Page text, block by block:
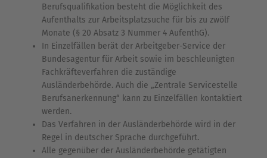
Berufsqualifikation besteht die Möglichkeit des
Aufenthalts zur Arbeitsplatzsuche für bis zu zwölf
Monate (§ 20 Absatz 3 Nummer 4 AufenthG).
In Einzelfällen berät der Arbeitgeber-Service der
Bundesagentur für Arbeit sowie im beschleunigten
Fachkräfteverfahren die zuständige
Ausländerbehörde. Auch die „Zentrale Servicestelle
Berufsanerkennung“ kann zu Einzelfällen kontaktiert
werden.
Das Verfahren in der Ausländerbehörde wird in der
Regel in deutscher Sprache durchgeführt.
Alle gegenüber der Ausländerbehörde getätigten